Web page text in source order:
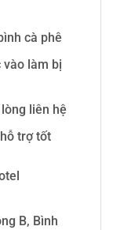
cà phê
làm bị
liên hệ
trợ tốt
B, Bình